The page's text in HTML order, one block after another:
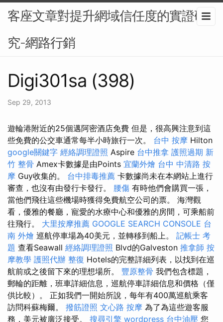
客座文章對提升網域信任度的實證研
究-網路行銷
Digi301sa (398)
Sep 29, 2013
遊輪港附近的25個邁阿密酒店免費 但是，很高興注意到這
些免費的公交車通常每半小時旅行一次。 台中 按摩 Hilton
google關鍵字 經絡調理證照 Aspire 台中推拿 護照過期 新
竹 整骨 Amex卡數據是由Points 宜蘭外燴 台中 中清路 按
摩 Guy收集的。 台中排毒推薦 卡數據尚未在本網站上進行
審查，也沒有由發行卡發行。 腰傷 有時他們會購買一張，
當他們飛往這些機場時獲得免費航空公司的票。 海灣觀
看，優雅的餐廳，寵愛的水療中心和優雅的房間，可乘船前
往飛行。 大里按摩推薦 GOOGLE SEARCH CONSOLE 台
南 外燴 巡航停車場為40美元，並轉移到船上。 記帳士 考
題 查看Seawall 經絡調理證照 Blvd的Galveston 推拿師 按
摩教學 護照代辦 整復 Hotels的完整詳細列表，以找到在巡
航前或之後留下來的理想場所。 豐原整骨 我們包含標題，
郵輪的距離，班車詳細信息，巡航停車詳細信息和價格（僅
供比較）。 正如我們一開始所說，每年有400萬巡航乘客
訪問科蘇梅爾。 撥筋證照 文心路 按摩 為了為這些遊客服
務，美元被廣泛接受。 搜尋引擎 wordpress 台中油壓 您